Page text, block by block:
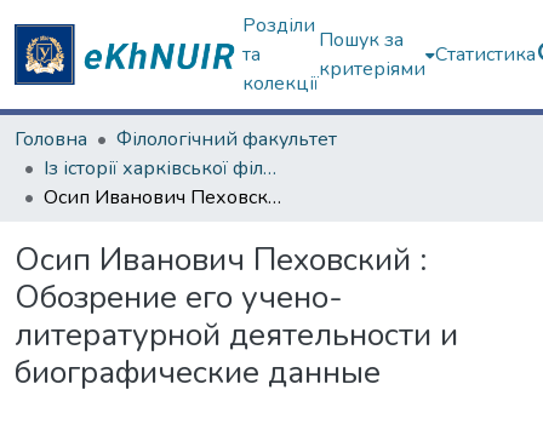
Розділи
та
колекції
Пошук за
критеріями
Статистика
Головна
Філологічний факультет
Із історії харківської філологічної школи
Осип Иванович Пеховский : Обозрение его учено-литературной деятельности и биографические данные
Осип Иванович Пеховский :
Обозрение его учено-
литературной деятельности и
биографические данные